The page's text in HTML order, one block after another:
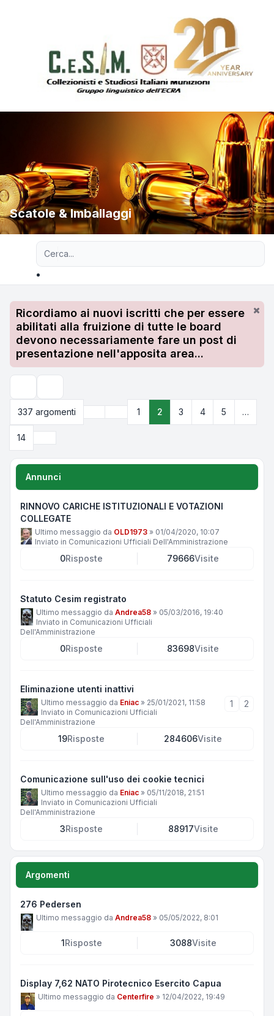
Scatole & Imballaggi
Ricordiamo ai nuovi iscritti che per essere
abilitati alla fruizione di tutte le board
devono necessariamente fare un post di
presentazione nell'apposita area...
337 argomenti
Pagina2di 14
Precedente
1 2 3 4 5 …
14
Annunci
RINNOVO CARICHE ISTITUZIONALI E VOTAZIONI
COLLEGATE
Ultimo messaggio da OLD1973 » 01/04/2020, 10:07
Inviato in Comunicazioni Ufficiali Dell'Amministrazione
0Risposte 79666Visite
Statuto Cesim registrato
Ultimo messaggio da Andrea58 » 05/03/2016, 19:40
Inviato in Comunicazioni Ufficiali
Dell'Amministrazione
0Risposte 83698Visite
Eliminazione utenti inattivi
Ultimo messaggio da Eniac » 25/01/2021, 11:58
Inviato in Comunicazioni Ufficiali
Dell'Amministrazione
1 2
19Risposte 284606Visite
Comunicazione sull'uso dei cookie tecnici
Ultimo messaggio da Eniac » 05/11/2018, 21:51
Inviato in Comunicazioni Ufficiali
Dell'Amministrazione
3Risposte 88917Visite
Argomenti
276 Pedersen
Ultimo messaggio da Andrea58 » 05/05/2022, 8:01
1Risposte 3088Visite
Display 7,62 NATO Pirotecnico Esercito Capua
Ultimo messaggio da Centerfire » 12/04/2022, 19:49